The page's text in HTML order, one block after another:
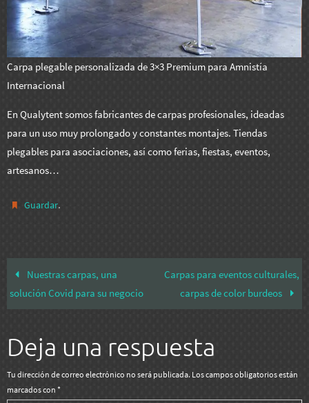
Carpa plegable personalizada de 3×3 Premium para Amnistía
Internacional
En Qualytent somos fabricantes de carpas profesionales, ideadas
para un uso muy prolongado y constantes montajes. Tiendas
plegables para asociaciones, así como ferias, fiestas, eventos,
artesanos…
Guardar.
Nuestras carpas, una
solución Covid para su negocio
Carpas para eventos culturales,
carpas de color burdeos
Deja una respuesta
Tu dirección de correo electrónico no será publicada. Los campos obligatorios están
marcados con *